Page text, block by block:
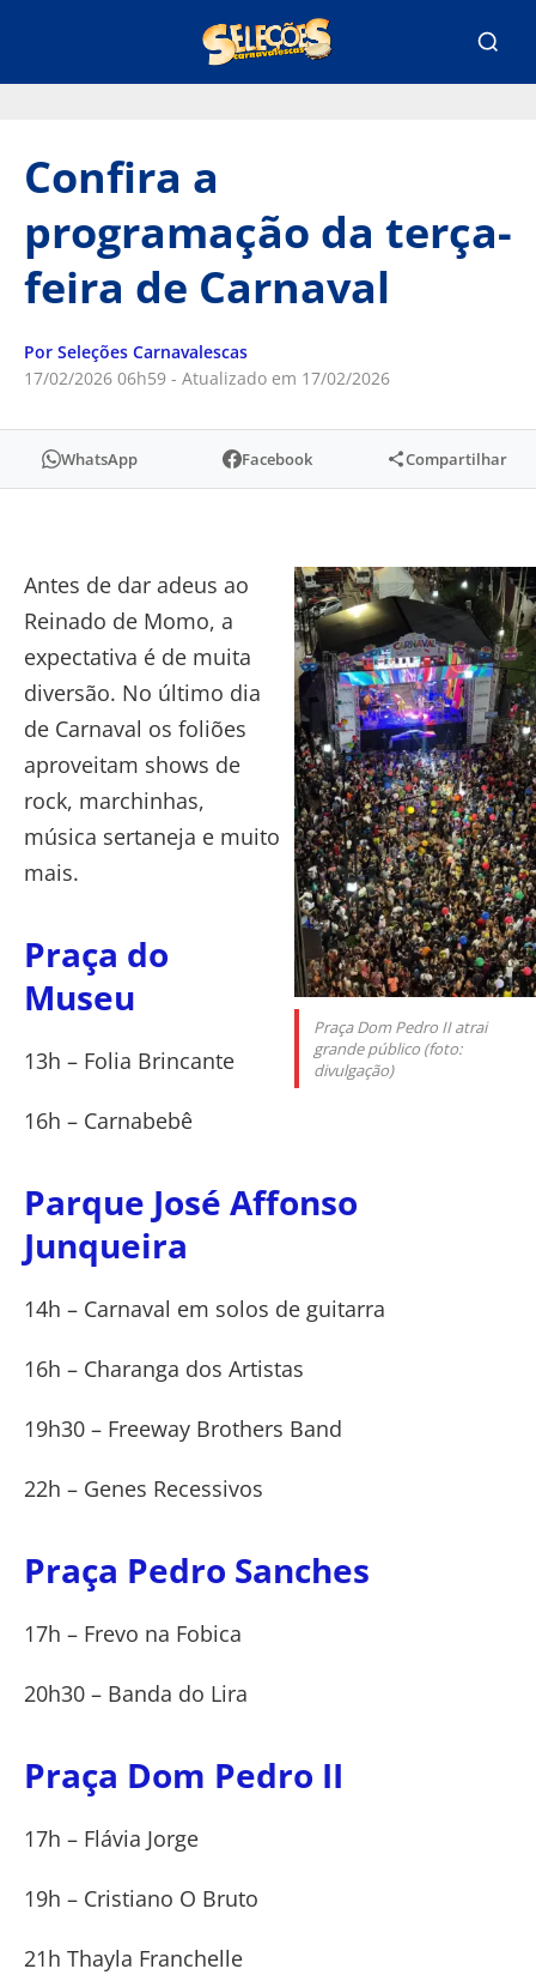
Confira a
programação da terça-
feira de Carnaval
Por Seleções Carnavalescas
17/02/2026 06h59 - Atualizado em 17/02/2026
WhatsApp Facebook Compartilhar
Praça Dom Pedro II atrai
grande público (foto:
divulgação)
Antes de dar adeus ao
Reinado de Momo, a
expectativa é de muita
diversão. No último dia
de Carnaval os foliões
aproveitam shows de
rock, marchinhas,
música sertaneja e muito
mais.
Praça do
Museu
13h – Folia Brincante
16h – Carnabebê
Parque José Affonso
Junqueira
14h – Carnaval em solos de guitarra
16h – Charanga dos Artistas
19h30 – Freeway Brothers Band
22h – Genes Recessivos
Praça Pedro Sanches
17h – Frevo na Fobica
20h30 – Banda do Lira
Praça Dom Pedro II
17h – Flávia Jorge
19h – Cristiano O Bruto
21h Thayla Franchelle